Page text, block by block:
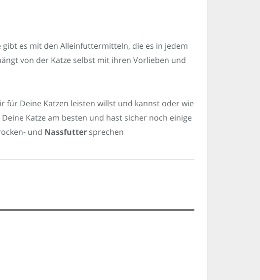
es mit den Alleinfuttermitteln, die es in jedem
von der Katze selbst mit ihren Vorlieben und
für Deine Katzen leisten willst und kannst oder wie
Katze am besten und hast sicher noch einige
und Nassfutter sprechen